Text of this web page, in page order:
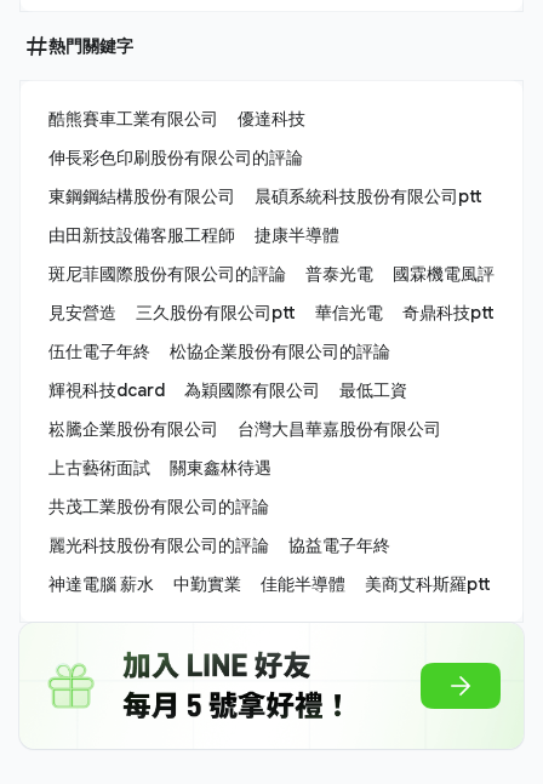
熱門關鍵字
酷熊賽車工業有限公司
優達科技
伸長彩色印刷股份有限公司的評論
東鋼鋼結構股份有限公司
晨碩系統科技股份有限公司ptt
由田新技設備客服工程師
捷康半導體
斑尼菲國際股份有限公司的評論
普泰光電
國霖機電風評
見安營造
三久股份有限公司ptt 華信光電
奇鼎科技ptt
伍仕電子年終
松協企業股份有限公司的評論
輝視科技dcard
為穎國際有限公司
最低工資
崧騰企業股份有限公司
台灣大昌華嘉股份有限公司
上古藝術面試
關東鑫林待遇
共茂工業股份有限公司的評論
麗光科技股份有限公司的評論
協益電子年終
神達電腦 薪水
中勤實業 佳能半導體 美商艾科斯羅ptt